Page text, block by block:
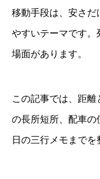
移動手段は、安さだ
やすいテーマです。
場面があります。
この記事では、距
の長所短所、配車の
日の三行メモまでを